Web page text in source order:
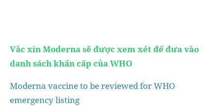
Vắc xin Moderna sẽ được xem xét để đưa vào
danh sách khẩn cấp của WHO
Moderna vaccine to be reviewed for WHO
emergency listing